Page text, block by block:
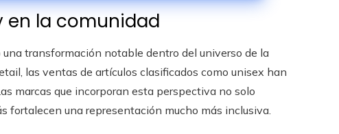
en la comunidad
una transformación notable dentro del universo de la
las ventas de artículos clasificados como unisex han
marcas que incorporan esta perspectiva no solo
fortalecen una representación mucho más inclusiva.